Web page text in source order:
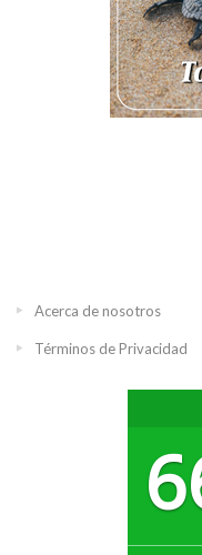
Acerca de nosotros
Términos de Privacidad